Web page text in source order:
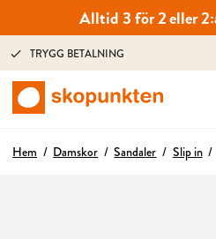
Alltid 3 för 2 eller
TRYGG BETALNING
Hem Damskor Sandaler Slip in